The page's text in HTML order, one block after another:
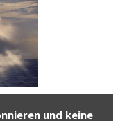
und keine